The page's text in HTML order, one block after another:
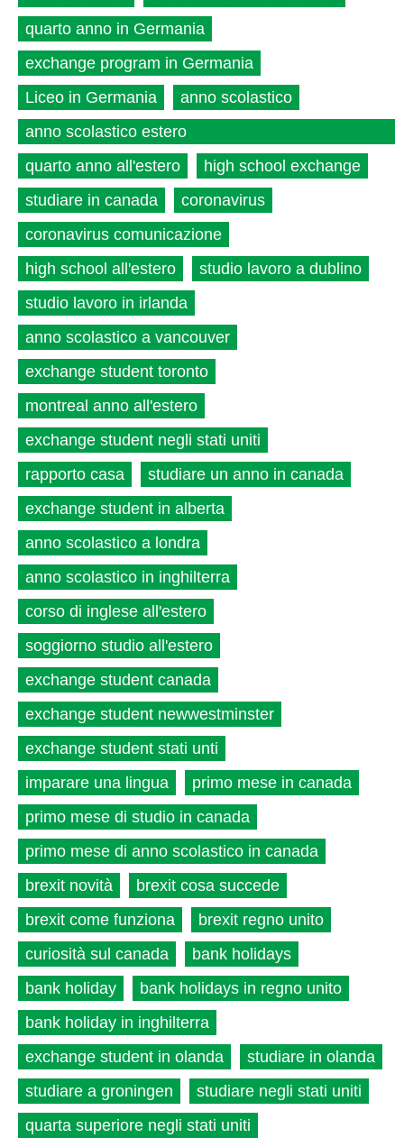
quarto anno in Germania
exchange program in Germania
Liceo in Germania
anno scolastico
anno scolastico estero
quarto anno all'estero
high school exchange
studiare in canada
coronavirus
coronavirus comunicazione
high school all'estero
studio lavoro a dublino
studio lavoro in irlanda
anno scolastico a vancouver
exchange student toronto
montreal anno all'estero
exchange student negli stati uniti
rapporto casa
studiare un anno in canada
exchange student in alberta
anno scolastico a londra
anno scolastico in inghilterra
corso di inglese all'estero
soggiorno studio all'estero
exchange student canada
exchange student newwestminster
exchange student stati unti
imparare una lingua
primo mese in canada
primo mese di studio in canada
primo mese di anno scolastico in canada
brexit novità
brexit cosa succede
brexit come funziona
brexit regno unito
curiosità sul canada
bank holidays
bank holiday
bank holidays in regno unito
bank holiday in inghilterra
exchange student in olanda
studiare in olanda
studiare a groningen
studiare negli stati uniti
quarta superiore negli stati uniti